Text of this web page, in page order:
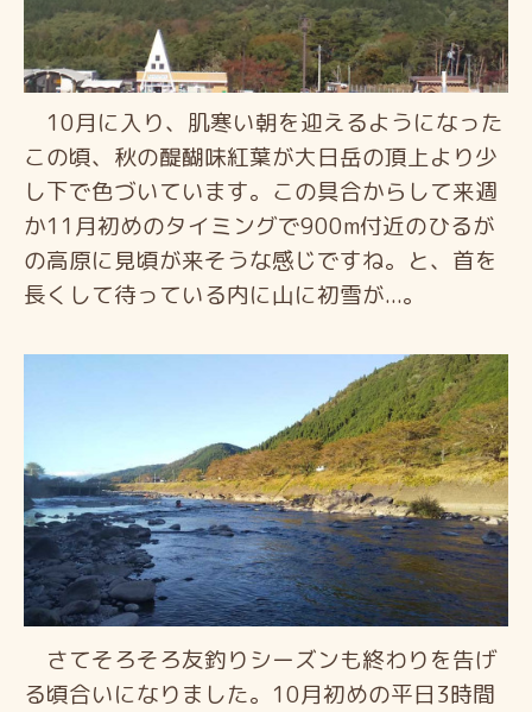
10月に入り、肌寒い朝を迎えるようになった
この頃、秋の醍醐味紅葉が大日岳の頂上より少
し下で色づいています。この具合からして来週
か11月初めのタイミングで900m付近のひるが
の高原に見頃が来そうな感じですね。と、首を
長くして待っている内に山に初雪が...。
さてそろそろ友釣りシーズンも終わりを告げ
る頃合いになりました。10月初めの平日3時間